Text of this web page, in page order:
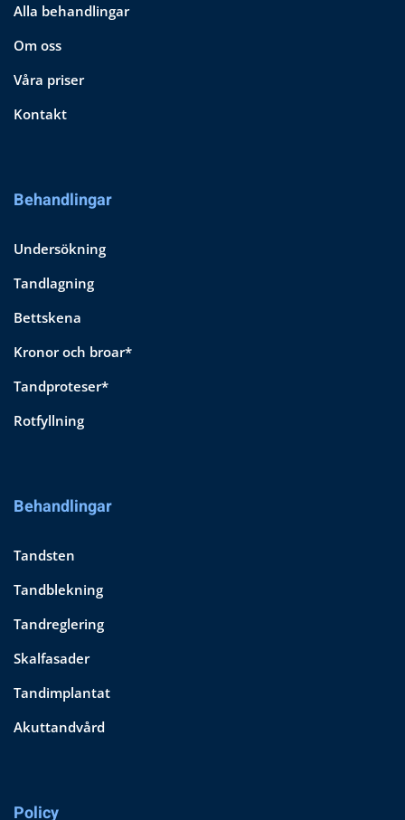
Alla behandlingar
Om oss
Våra priser
Kontakt
Behandlingar
Undersökning
Tandlagning
Bettskena
Kronor och broar*
Tandproteser*
Rotfyllning
Behandlingar
Tandsten
Tandblekning
Tandreglering
Skalfasader
Tandimplantat
Akuttandvård
Policy